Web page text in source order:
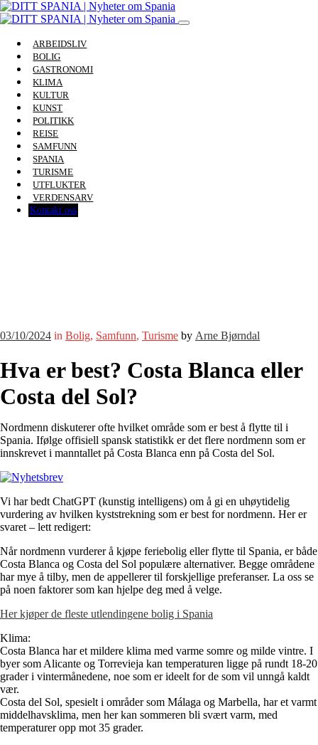
ARBEIDSLIV
BOLIG
GASTRONOMI
KLIMA
KULTUR
KUNST
POLITIKK
REISE
SAMFUNN
SPANIA
TURISME
UTFLUKTER
VERDENSARV
Kontakt oss
03/10/2024 in Bolig, Samfunn, Turisme by Arne Bjørndal
Hva er best? Costa Blanca eller
Costa del Sol?
Nordmenn diskuterer ofte hvilket område som er best å flytte til i
Spania. Ifølge offisiell spansk statistikk er det flere nordmenn som er
innskrevet i manntallet på Costa Blanca enn på Costa del Sol.
Vi har bedt ChatGPT (kunstig intelligens) om å gi en uhøytidelig
vurdering av hvilken kyststrekning som er best for nordmenn. Her er
svaret – lett redigert:
Når nordmenn vurderer å kjøpe feriebolig eller flytte til Spania, er både
Costa Blanca og Costa del Sol populære alternativer. Begge områdene
har mye å tilby, men de appellerer til forskjellige preferanser. La oss se
på noen faktorer som kan hjelpe deg med å velge.
Her kjøper de fleste utlendingene bolig i Spania
Klima:
Costa Blanca har et mildere klima med varme somre og milde vintre. I
byer som Alicante og Torrevieja kan temperaturen ligge på rundt 18-20
grader i vintermånedene, noe som er ideelt for de som vil unngå kaldt
vær.
Costa del Sol, spesielt i områder som Málaga og Marbella, har et varmt
middelhavsklima, men her kan sommeren bli svært varm, med
temperaturer opp mot 35 grader.